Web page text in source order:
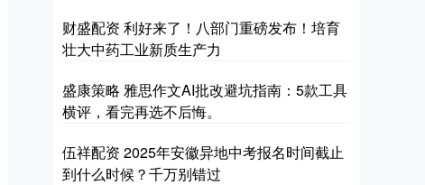
财盛配资 利好来了！八部门重磅发布！培育
壮大中药工业新质生产力
盛康策略 雅思作文AI批改避坑指南：5款工具
横评，看完再选不后悔。
伍祥配资 2025年安徽异地中考报名时间截止
到什么时候？千万别错过